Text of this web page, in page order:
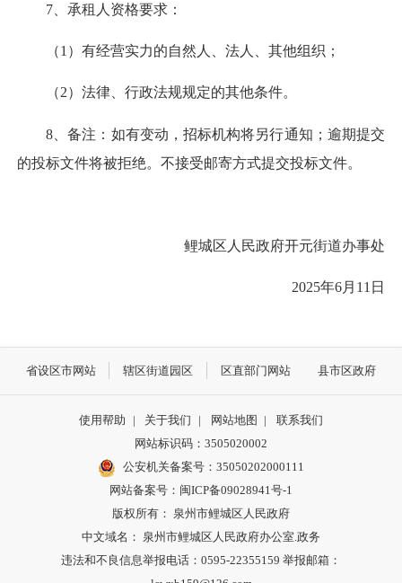
7、承租人资格要求：
（1）有经营实力的自然人、法人、其他组织；
（2）法律、行政法规规定的其他条件。
8、备注：如有变动，招标机构将另行通知；逾期提交
的投标文件将被拒绝。不接受邮寄方式提交投标文件。
鲤城区人民政府开元街道办事处
2025年6月11日
省设区市网站 辖区街道园区 区直部门网站 县市区政府
使用帮助 | 关于我们 | 网站地图 |
联系我们
网站标识码：3505020002
公安机关备案号：35050202000111
网站备案号：闽ICP备09028941号-1
版权所有： 泉州市鲤城区人民政府
中文域名： 泉州市鲤城区人民政府办公室.政务
违法和不良信息举报电话：0595-22355159 举报邮箱：